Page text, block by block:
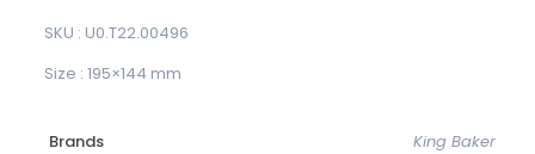
SKU : U0.T22.00496
Size : 195×144 mm
Brands King Baker